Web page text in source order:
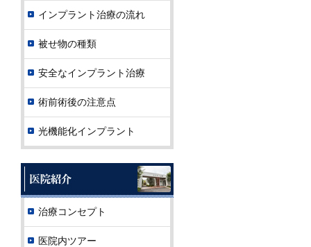
インプラント治療の流れ
被せ物の種類
安全なインプラント治療
術前術後の注意点
光機能化インプラント
治療コンセプト
医院内ツアー